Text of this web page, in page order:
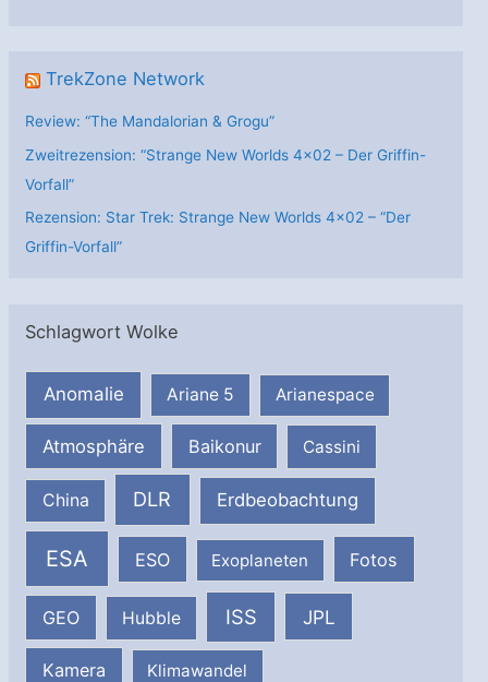
TrekZone Network
Review: “The Mandalorian & Grogu”
Zweitrezension: “Strange New Worlds 4×02 – Der Griffin-
Vorfall”
Rezension: Star Trek: Strange New Worlds 4×02 – “Der
Griffin-Vorfall”
Schlagwort Wolke
Anomalie Ariane 5 Arianespace
Atmosphäre Baikonur Cassini
China DLR Erdbeobachtung
ESA ESO Exoplaneten Fotos
GEO Hubble ISS JPL
Kamera Klimawandel